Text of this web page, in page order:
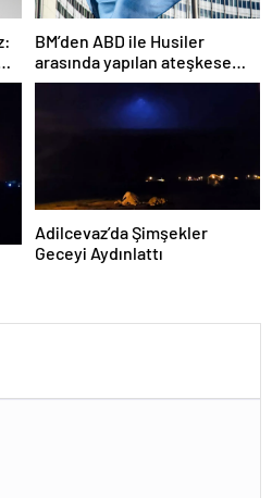
BM’den ABD ile Husiler
arasında yapılan ateşkese
ilişkin değerlendirme
Adilcevaz’da Şimşekler
Geceyi Aydınlattı